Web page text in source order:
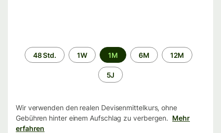
Zeitraum
48 Std. 1W 1M 6M 12M
5J
Wir verwenden den realen Devisenmittelkurs, ohne
Gebühren hinter einem Aufschlag zu verbergen. Mehr
erfahren